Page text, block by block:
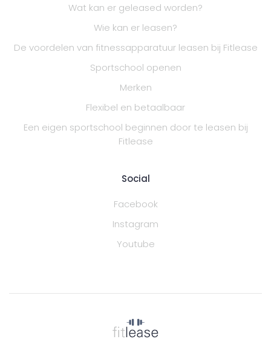
Wat kan er geleased worden?
Wie kan er leasen?
De voordelen van fitnessapparatuur leasen bij Fitlease
Sportschool openen
Merken
Flexibel en betaalbaar
Een eigen sportschool beginnen door te leasen bij
Fitlease
Social
Facebook
Instagram
Youtube